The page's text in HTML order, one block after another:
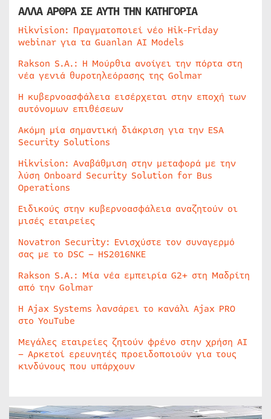
ΑΛΛΑ ΑΡΘΡΑ ΣΕ ΑΥΤΗ ΤΗΝ ΚΑΤΗΓΟΡΙΑ
Hikvision: Πραγματοποιεί νέο Hik-Friday
webinar για τα Guanlan AI Models
Rakson S.A.: Η Μούρθια ανοίγει την πόρτα στη
νέα γενιά θυροτηλεόρασης της Golmar
Η κυβερνοασφάλεια εισέρχεται στην εποχή των
αυτόνομων επιθέσεων
Ακόμη μία σημαντική διάκριση για την ESA
Security Solutions
Hikvision: Αναβάθμιση στην μεταφορά με την
λύση Onboard Security Solution for Bus
Operations
Ειδικούς στην κυβερνοασφάλεια αναζητούν οι
μισές εταιρείες
Novatron Security: Ενισχύστε τον συναγερμό
σας με το DSC – HS2016NKE
Rakson S.A.: Μία νέα εμπειρία G2+ στη Μαδρίτη
από την Golmar
Η Ajax Systems λανσάρει το κανάλι Ajax PRO
στο YouTube
Μεγάλες εταιρείες ζητούν φρένο στην χρήση AI
– Αρκετοί ερευνητές προειδοποιούν για τους
κινδύνους που υπάρχουν